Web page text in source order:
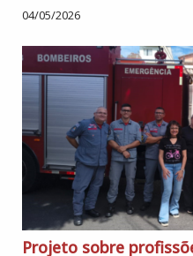
04/05/2026
Projeto sobre